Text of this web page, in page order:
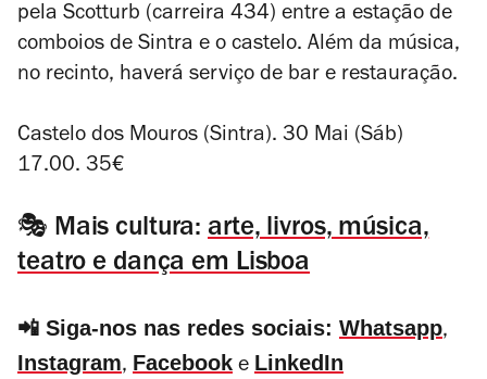
pela Scotturb (carreira 434) entre a estação de
comboios de Sintra e o castelo. Além da música,
no recinto, haverá serviço de bar e restauração.
Castelo dos Mouros (Sintra). 30 Mai (Sáb)
17.00. 35€
🎭 Mais cultura: arte, livros, música,
teatro e dança em Lisboa
📲 Siga-nos nas redes sociais: Whatsapp,
Instagram, Facebook e LinkedIn